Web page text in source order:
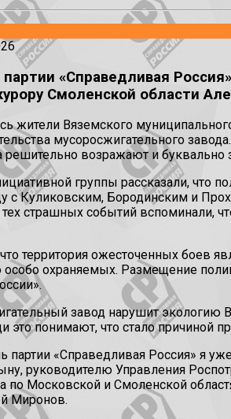
«Справедливая
Смоленской области
жители Вяземского
мусоросжигательного
решительно возражают и буквально
группы рассказали, что
с Куликовским, Бородинским и
страшных событий вспоминали,
территория ожесточенных боев
охраняемых. Размещение
завод нарушит экологию
понимают, что стало причиной
партии «Справедливая Россия» я
руководителю Управления
по Московской и Смоленской
Миронов.